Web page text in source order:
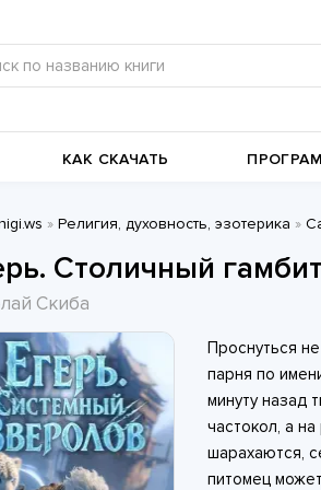
дело
любовные
романы
Классика
КАК СКАЧАТЬ
» Религия, духовность, эзотерика »
Столичный гамбит
Скиба
Проснуться
парня по
минуту назад
частокол, а
шарахаются,
питомец